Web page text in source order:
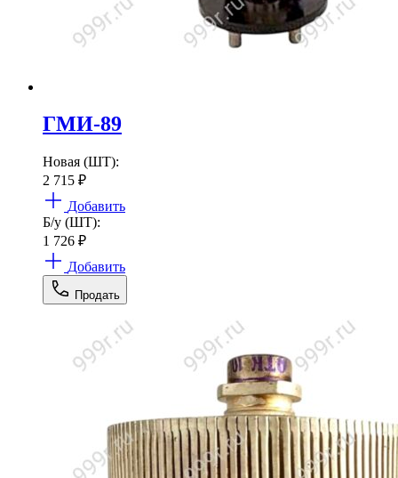
ГМИ-89
Новая (ШТ):
2 715 ₽
Добавить
Б/у (ШТ):
1 726 ₽
Добавить
Продать